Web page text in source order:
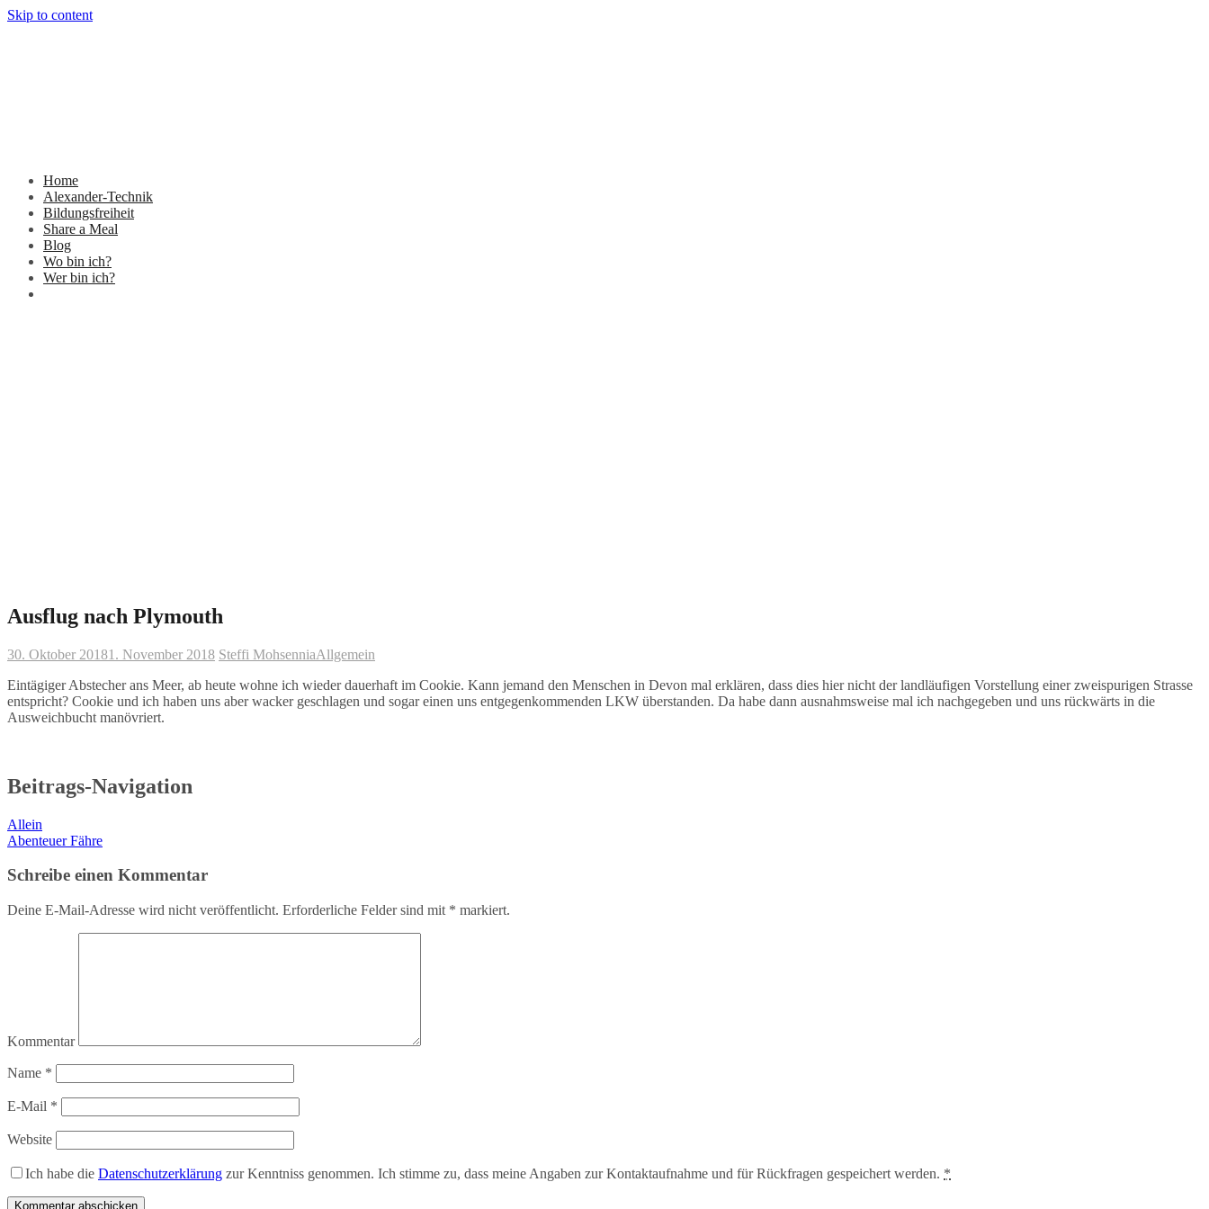
Skip to content
Home
Alexander-Technik
Bildungsfreiheit
Share a Meal
Blog
Wo bin ich?
Wer bin ich?
Ausflug nach Plymouth
30. Oktober 20181. November 2018 Steffi MohsenniaAllgemein
Eintägiger Abstecher ans Meer, ab heute wohne ich wieder dauerhaft im Cookie. Kann jemand den Menschen in Devon mal erklären, dass dies hier nicht der landläufigen Vorstellung einer zweispurigen Strasse
entspricht? Cookie und ich haben uns aber wacker geschlagen und sogar einen uns entgegenkommenden LKW überstanden. Da habe dann ausnahmsweise mal ich nachgegeben und uns rückwärts in die
Ausweichbucht manövriert.
Beitrags-Navigation
Allein
Abenteuer Fähre
Schreibe einen Kommentar
Deine E-Mail-Adresse wird nicht veröffentlicht. Erforderliche Felder sind mit * markiert.
Kommentar
Name *
E-Mail *
Website
Ich habe die Datenschutzerklärung zur Kenntniss genommen. Ich stimme zu, dass meine Angaben zur Kontaktaufnahme und für Rückfragen gespeichert werden. *